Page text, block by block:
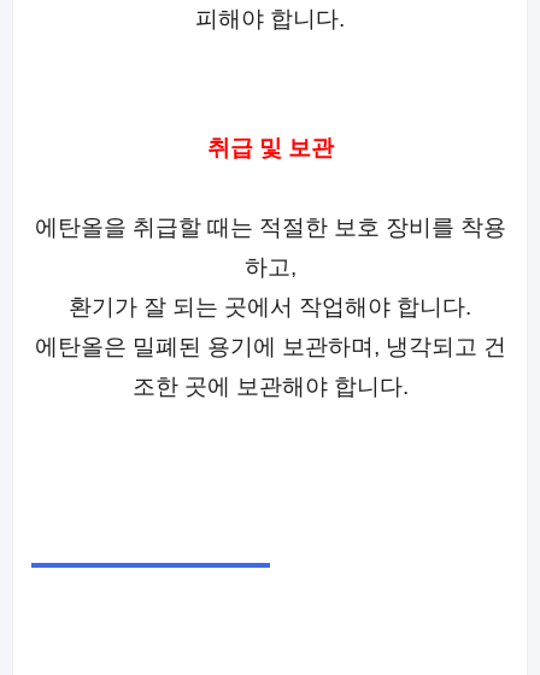
피해야 합니다.
취급 및 보관
에탄올을 취급할 때는 적절한 보호 장비를 착용
하고,
환기가 잘 되는 곳에서 작업해야 합니다.
에탄올은 밀폐된 용기에 보관하며, 냉각되고 건
조한 곳에 보관해야 합니다.